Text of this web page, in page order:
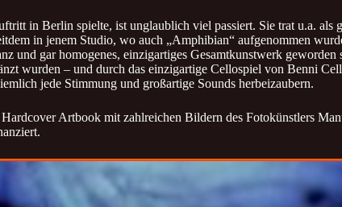
in Berlin spielte, ist unglaublich viel passiert. Sie trat u.a.
in jenem Studio, wo auch „Amphibian“ aufgenommen
und gar homogenes, einzigartiges Gesamtkunstwerk
wurden – und durch das einzigartige Cellospiel von Benni
jede Stimmung und großartige Sounds herbeizaubern.
Artbook mit zahlreichen Bildern des Fotokünstlers